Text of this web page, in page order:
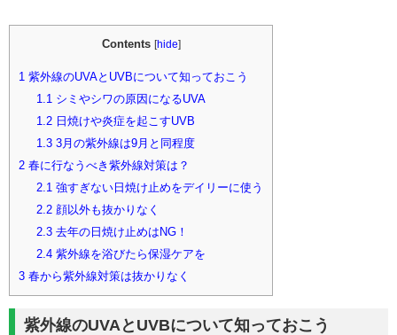
Contents [hide]
1 紫外線のUVAとUVBについて知っておこう
1.1 シミやシワの原因になるUVA
1.2日焼けや炎症を起こすUVB
1.33月の紫外線は9月と同程度
2 春に行なうべき紫外線対策は？
2.1 強すぎない日焼け止めをデイリーに使う
2.2顔以外も抜かりなく
2.3去年の日焼け止めはNG！
2.4紫外線を浴びたら保湿ケアを
3 春から紫外線対策は抜かりなく
紫外線のUVAとUVBについて知っておこう